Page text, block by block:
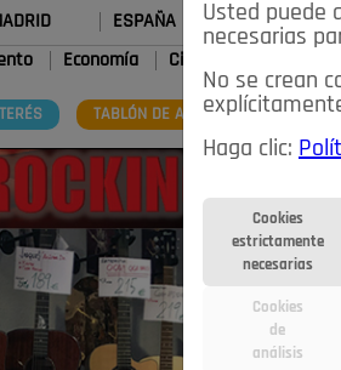
ESPAÑA DEPORTES
Economía Ciencia&Tecnología
TABLÓN DE ANUNCIOS MIS
Usted puede
necesarias
No se crean
Haga clic:
Cookies
estrictamente
necesarias
Cookies
de
análisis